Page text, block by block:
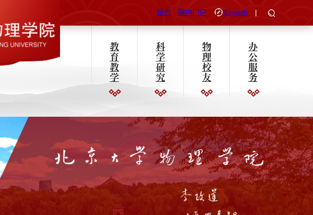
首页 院内门户 English |
教
育
教
学
科
学
研
究
物
理
校
友
办
公
服
务